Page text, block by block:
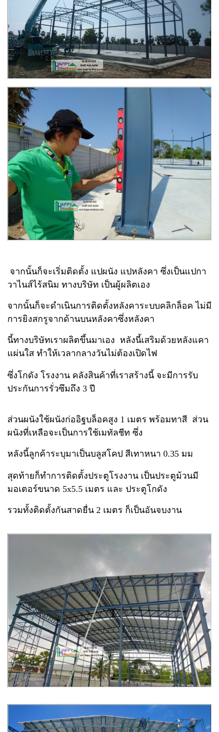
จากนั้นก็จะเริ่มติดตั้ง แปผนัง แปหลังคา ซึ่งเป็นแปกา
วาไนส์ไร้สนิม ทางบริษัท เป็นผู้ผลิตเอง
จากนั้นก็จะดำเนินการติดตั้งหลังคาระบบคลิกล็อค ไม่มี
การยิงสกรูจากด้านบนหลังคาซึ่งหลังคา
นี้ทางบริษัทเราผลิตขึ้นมาเอง หลังนี้เสริมด้วยหลังแคา
แผ่นใส ทำให้เวลากลางวันไม่ต้องเปิดไฟ
ซึ่งโกดัง โรงงาน คลังสินค้าที่เราสร้างนี้ จะมีการรับ
ประกันการรั่วซึมถึง 3 ปี
ส่วนผนังใช้ผนังก่ออิฐบล็อคสูง 1 เมตร พร้อมทาสี ส่วน
ผนังที่เหลือจะเป็นการใช้เมทัลชีท ซึ่ง
หลังนี้ลูกค้าระบุมาเป็นบลูสโคป สีเทาหนา 0.35 มม
สุดท้ายก็ทำการติดตั้งประตูโรงงาน เป็นประตูม้วนมี
มอเตอร์ขนาด 5x5.5 เมตร และ ประตูโกดัง
รวมทั้งติดตั้งกันสาดยื่น 2 เมตร ก็เป็นอันจบงาน